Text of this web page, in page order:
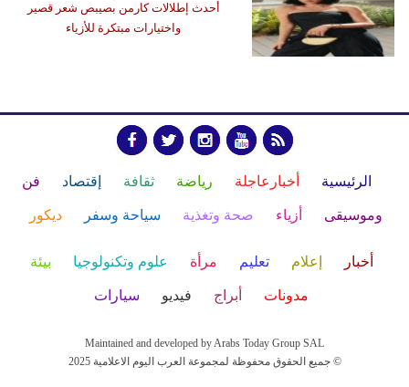
أحدث إطلالات كارمن بصيبص شعر قصير
واختيارات مبتكرة للأزياء
الرئيسية أخبارعاجلة رياضة ثقافة إقتصاد فن
وموسيقى أزياء صحة وتغذية سياحة وسفر ديكور
أخبار إعلام تعليم مرأة علوم وتكنولوجيا بيئة
مدونات أبراج فيديو سيارات
Maintained and developed by Arabs Today Group SAL
جميع الحقوق محفوظة لمجموعة العرب اليوم الاعلامية 2025 ©